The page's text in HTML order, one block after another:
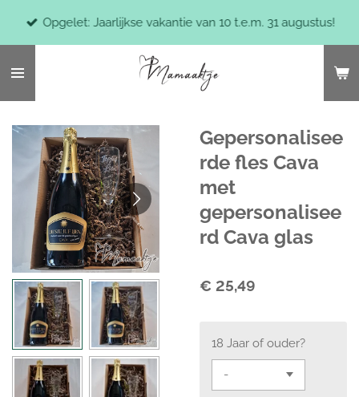
de
Opgelet: Jaarlijkse vakantie van 10 t.e.m. 31 augustus!
Gepersonalisee
rde fles Cava
met
gepersonalisee
rd Cava glas
€ 25,49
18 Jaar of ouder?